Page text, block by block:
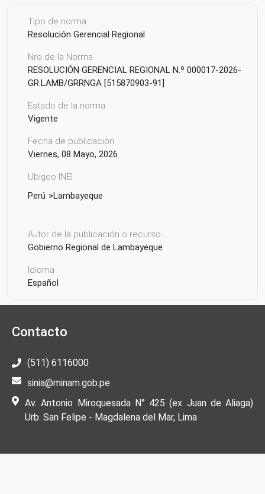
Tipo de norma
Resolución Gerencial Regional
Nro de la Norma
RESOLUCIÓN GERENCIAL REGIONAL N.º 000017-2026-
GR.LAMB/GRRNGA [515870903-91]
Estado de la norma
Vigente
Fecha de publicación
Viernes, 08 Mayo, 2026
Ubigeo INEI
Perú
Lambayeque
Autor de la publicación o recurso
Gobierno Regional de Lambayeque
Idioma
Español
País de origen de la Publicación o Recurso
Contacto
(511) 6116000
sinia@minam.gob.pe
Av. Antonio Miroquesada N° 425 (ex Juan de Aliaga)
Urb. San Felipe - Magdalena del Mar, Lima